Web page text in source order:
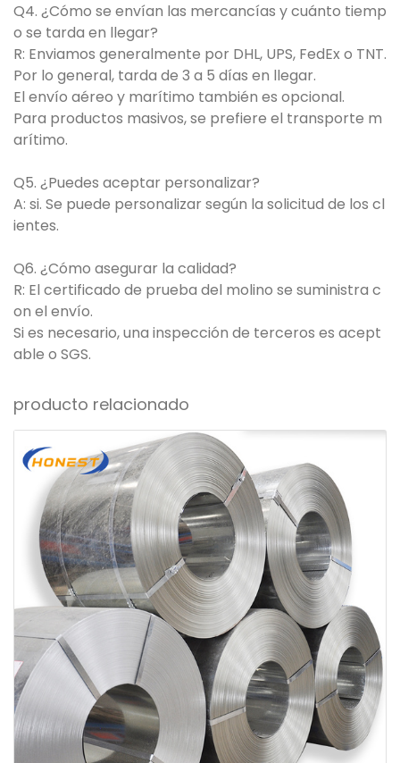
Q4. ¿Cómo se envían las mercancías y cuánto tiemp
o se tarda en llegar?
R: Enviamos generalmente por DHL, UPS, FedEx o TNT.
Por lo general, tarda de 3 a 5 días en llegar.
El envío aéreo y marítimo también es opcional.
Para productos masivos, se prefiere el transporte m
arítimo.
Q5. ¿Puedes aceptar personalizar?
A: si. Se puede personalizar según la solicitud de los cl
ientes.
Q6. ¿Cómo asegurar la calidad?
R: El certificado de prueba del molino se suministra c
on el envío.
Si es necesario, una inspección de terceros es acept
able o SGS.
producto relacionado